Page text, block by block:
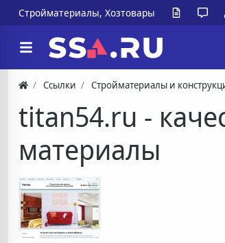
Стройматериалы, Хозтовары
Ссылки Стройматериалы и
titan54.ru -
материалы